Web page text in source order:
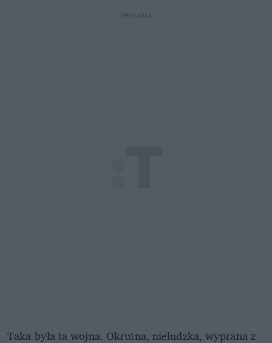
REKLAMA
Taka była ta wojna. Okrutna, nieludzka, wyprana z